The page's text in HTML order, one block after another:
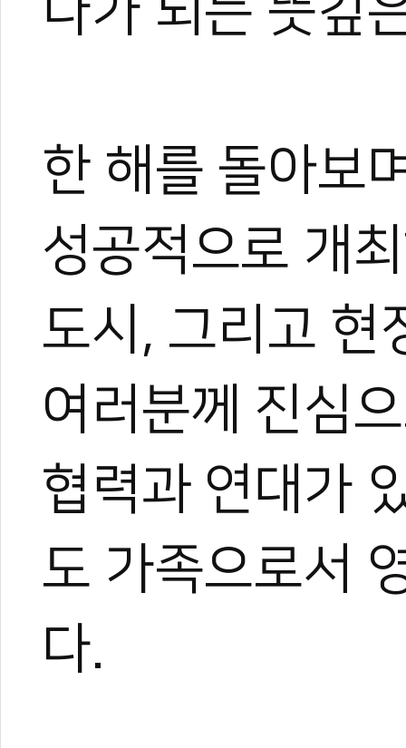
한 해를 돌아보
성공적으로 개
도시, 그리고 현
여러분께 진심
협력과 연대가
도 가족으로서
다.